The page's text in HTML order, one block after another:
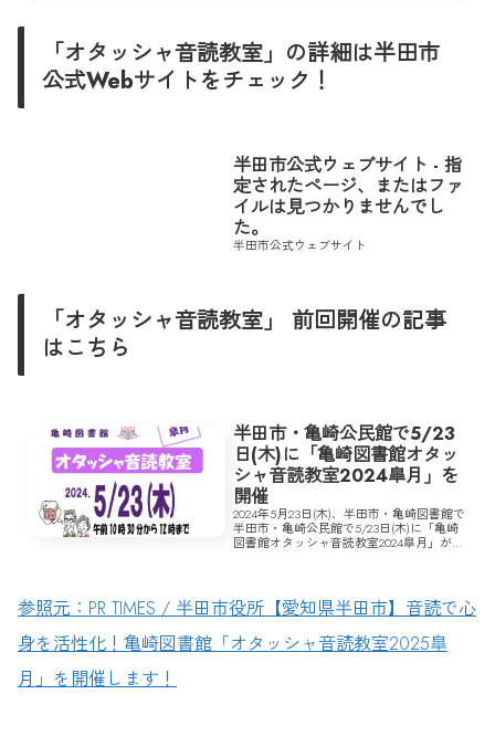
「オタッシャ音読教室」の詳細は半田市
公式Webサイトをチェック！
半田市公式ウェブサイト - 指
定されたページ、またはファ
イルは見つかりませんでし
た。
半田市公式ウェブサイト
「オタッシャ音読教室」 前回開催の記事
はこちら
半田市・亀崎公民館で5/23
日(木)に「亀崎図書館オタッ
シャ音読教室2024皐月」を
開催
2024年5月23日(木)、半田市・亀崎図書館で
半田市・亀崎公民館で5/23日(木)に「亀崎
図書館オタッシャ音読教室2024皐月」が開
参照元：PR TIMES / 半田市役所【愛知県半田市】音読で心
身を活性化！亀崎図書館「オタッシャ音読教室2025皐
月」を開催します！